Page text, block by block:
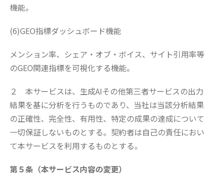
機能。
(6)GEO指標ダッシュボード機能
メンション率、シェア・オブ・ボイス、サイト引用率等
のGEO関連指標を可視化する機能。
２ 本サービスは、生成AIその他第三者サービスの出力
結果を基に分析を行うものであり、当社は当該分析結果
の正確性、完全性、有用性、特定の成果の達成について
一切保証しないものとする。契約者は自己の責任におい
て本サービスを利用するものとする。
第５条（本サービス内容の変更）